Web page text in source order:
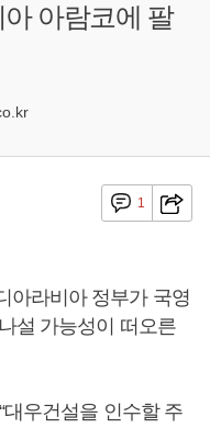
아람코에 팔
1
아라비아 정부가 국영
설 가능성이 떠오른
우건설을 인수할 주